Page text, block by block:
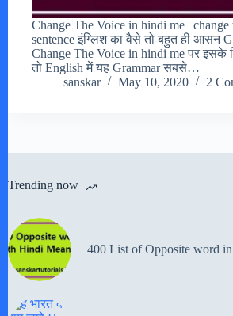
Change The Voice in hindi me |
sentence इंग्लिश का वैसे तो बहुत ही आसन
Change The Voice in hindi me पर इसके
तो English में यह Grammar सबसे…
sanskar
May 10, 2020 2
Trending now
400 List of Opposite word